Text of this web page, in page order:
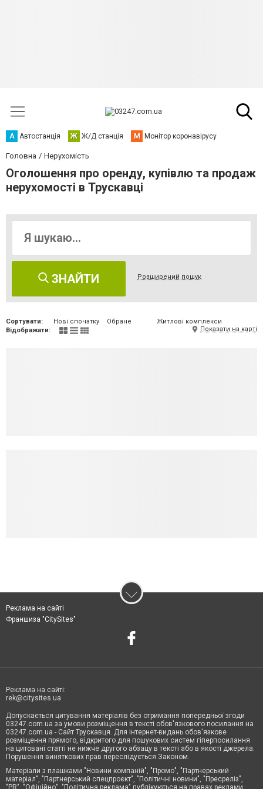
А Автостанція Ж Ж/Д станція М Монітор коронавірусу
Головна Нерухомість
Оголошення про оренду, купівлю та продаж
нерухомості в Трускавці
ЗНАЙТИ Розширений пошук
Сортувати: Нові спочатку Обране
Житлові комплекси
Відображати:
Показати на карті
Реклама на сайті
Франшиза "CitySites"
Реклама на сайті:
rek@citysites.ua
Допускається цитування матеріалів без отримання попередньої згоди
03247.com.ua за умови розміщення в тексті обов'язкового посилання на
03247.com.ua - Сайт Трускавця. Для інтернет-видань обов'язкове
розміщення прямого, відкритого для пошукових систем гіперпосилання
на цитовані статті не нижче другого абзацу в тексті або в якості джерела.
Порушення виняткових прав переслідується Законом.
Матеріали з плашками "Новини компаній", "Промо", "Партнерський
матеріал", "Партнерський спецпроєкт", "Політичні новини", "Пресреліз",
"PR", "Офіційно", "Політична реклама" публікуються на правах реклами.